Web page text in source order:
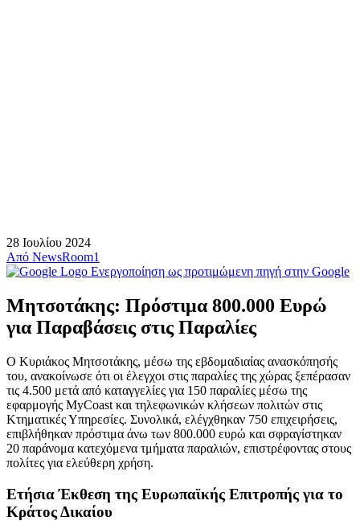
28 Ιουλίου 2024
Από NewsRoom1
Ενεργοποίηση ως προτιμώμενη πηγή στην Google
Μητσοτάκης: Πρόστιμα 800.000 Ευρώ
για Παραβάσεις στις Παραλίες
Ο Κυριάκος Μητσοτάκης, μέσω της εβδομαδιαίας ανασκόπησής
του, ανακοίνωσε ότι οι έλεγχοι στις παραλίες της χώρας ξεπέρασαν
τις 4.500 μετά από καταγγελίες για 150 παραλίες μέσω της
εφαρμογής MyCoast και τηλεφωνικών κλήσεων πολιτών στις
Κτηματικές Υπηρεσίες. Συνολικά, ελέγχθηκαν 750 επιχειρήσεις,
επιβλήθηκαν πρόστιμα άνω των 800.000 ευρώ και σφραγίστηκαν
20 παράνομα κατεχόμενα τμήματα παραλιών, επιστρέφοντας στους
πολίτες για ελεύθερη χρήση.
Ετήσια Έκθεση της Ευρωπαϊκής Επιτροπής για το
Κράτος Δικαίου